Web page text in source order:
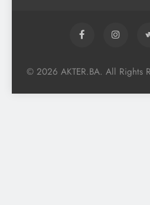
© 2026 AKTER.BA. All Rights